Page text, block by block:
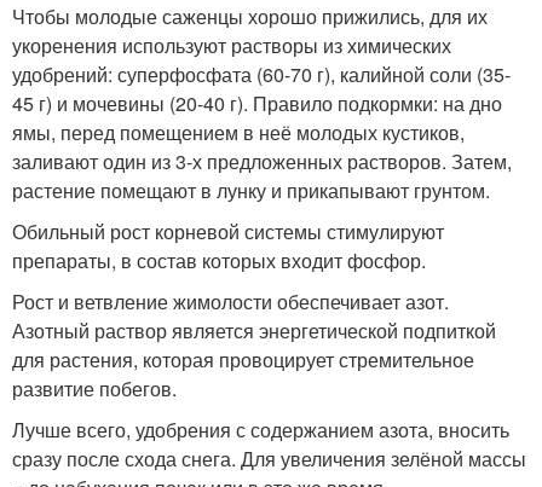
Чтобы молодые саженцы хорошо прижились, для их
укоренения используют растворы из химических
удобрений: суперфосфата (60-70 г), калийной соли (35-
45 г) и мочевины (20-40 г). Правило подкормки: на дно
ямы, перед помещением в неё молодых кустиков,
заливают один из 3-х предложенных растворов. Затем,
растение помещают в лунку и прикапывают грунтом.
Обильный рост корневой системы стимулируют
препараты, в состав которых входит фосфор.
Рост и ветвление жимолости обеспечивает азот.
Азотный раствор является энергетической подпиткой
для растения, которая провоцирует стремительное
развитие побегов.
Лучше всего, удобрения с содержанием азота, вносить
сразу после схода снега. Для увеличения зелёной массы